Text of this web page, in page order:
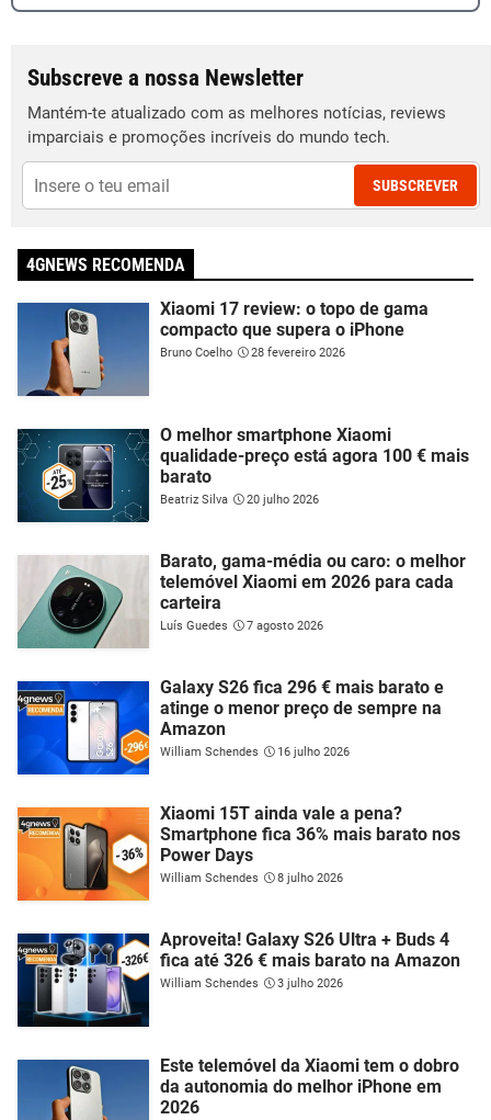
Subscreve a nossa Newsletter
Mantém-te atualizado com as melhores notícias, reviews
imparciais e promoções incríveis do mundo tech.
SUBSCREVER
4GNEWS RECOMENDA
Xiaomi 17 review: o topo de gama
compacto que supera o iPhone
Bruno Coelho 28 fevereiro 2026
O melhor smartphone Xiaomi
qualidade-preço está agora 100 € mais
barato
Beatriz Silva 20 julho 2026
Barato, gama-média ou caro: o melhor
telemóvel Xiaomi em 2026 para cada
carteira
Luís Guedes 7 agosto 2026
Galaxy S26 fica 296 € mais barato e
atinge o menor preço de sempre na
Amazon
William Schendes 16 julho 2026
Xiaomi 15T ainda vale a pena?
Smartphone fica 36% mais barato nos
Power Days
William Schendes 8 julho 2026
Aproveita! Galaxy S26 Ultra + Buds 4
fica até 326 € mais barato na Amazon
William Schendes 3 julho 2026
Este telemóvel da Xiaomi tem o dobro
da autonomia do melhor iPhone em
2026